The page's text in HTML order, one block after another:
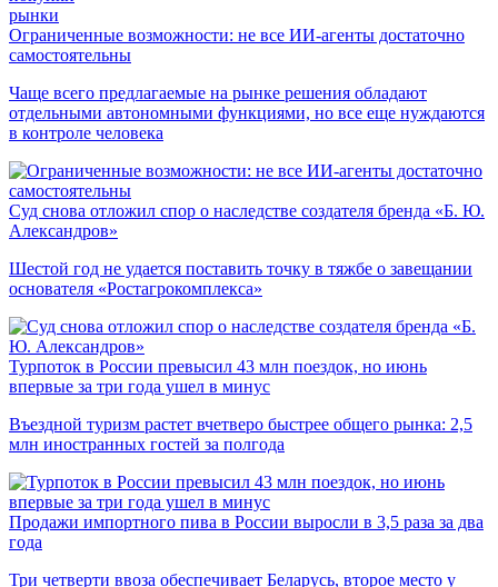
рынки
Ограниченные возможности: не все ИИ-агенты достаточно
самостоятельны
Чаще всего предлагаемые на рынке решения обладают
отдельными автономными функциями, но все еще нуждаются
в контроле человека
Суд снова отложил спор о наследстве создателя бренда «Б. Ю.
Александров»
Шестой год не удается поставить точку в тяжбе о завещании
основателя «Ростагрокомплекса»
Турпоток в России превысил 43 млн поездок, но июнь
впервые за три года ушел в минус
Въездной туризм растет вчетверо быстрее общего рынка: 2,5
млн иностранных гостей за полгода
Продажи импортного пива в России выросли в 3,5 раза за два
года
Три четверти ввоза обеспечивает Беларусь, второе место у